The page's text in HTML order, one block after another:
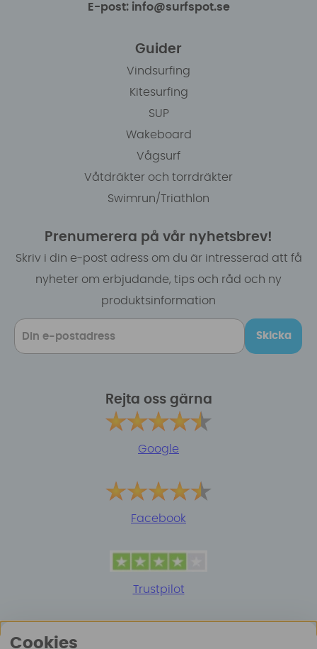
E-post: info@surfspot.se
Guider
Vindsurfing
Kitesurfing
SUP
Wakeboard
Vågsurf
Våtdräkter och torrdräkter
Swimrun/Triathlon
Prenumerera på vår nyhetsbrev!
Skriv i din e-post adress om du är intresserad att få
nyheter om erbjudande, tips och råd och ny
produktsinformation
Skicka
Rejta oss gärna
Google
Facebook
Trustpilot
Cookies